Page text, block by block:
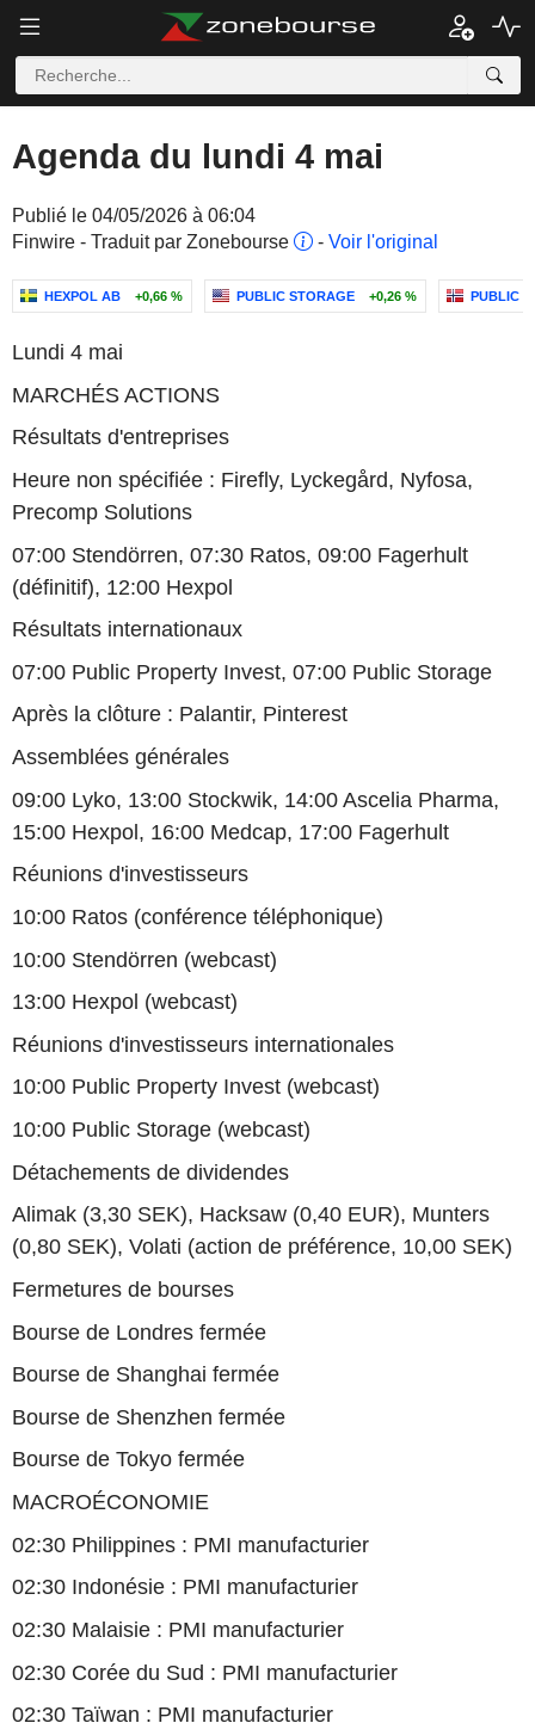
Agenda du lundi 4 mai
Publié le 04/05/2026 à 06:04
Finwire - Traduit par Zonebourse
- Voir l'original
HEXPOL AB +0,66 % PUBLIC STORAGE +0,26 % PUBLIC
Lundi 4 mai
MARCHÉS ACTIONS
Résultats d'entreprises
Heure non spécifiée : Firefly, Lyckegård, Nyfosa,
Precomp Solutions
07:00 Stendörren, 07:30 Ratos, 09:00 Fagerhult
(définitif), 12:00 Hexpol
Résultats internationaux
07:00 Public Property Invest, 07:00 Public Storage
Après la clôture : Palantir, Pinterest
Assemblées générales
09:00 Lyko, 13:00 Stockwik, 14:00 Ascelia Pharma,
15:00 Hexpol, 16:00 Medcap, 17:00 Fagerhult
Réunions d'investisseurs
10:00 Ratos (conférence téléphonique)
10:00 Stendörren (webcast)
13:00 Hexpol (webcast)
Réunions d'investisseurs internationales
10:00 Public Property Invest (webcast)
10:00 Public Storage (webcast)
Détachements de dividendes
Alimak (3,30 SEK), Hacksaw (0,40 EUR), Munters
(0,80 SEK), Volati (action de préférence, 10,00 SEK)
Fermetures de bourses
Bourse de Londres fermée
Bourse de Shanghai fermée
Bourse de Shenzhen fermée
Bourse de Tokyo fermée
MACROÉCONOMIE
02:30 Philippines : PMI manufacturier
02:30 Indonésie : PMI manufacturier
02:30 Malaisie : PMI manufacturier
02:30 Corée du Sud : PMI manufacturier
02:30 Taïwan : PMI manufacturier